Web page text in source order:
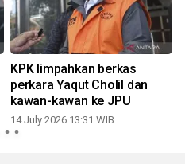
KPK limpahkan berkas
perkara Yaqut Cholil dan
kawan-kawan ke JPU
14 July 2026 13:31 WIB